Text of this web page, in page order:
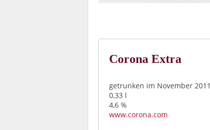
Corona Extra
getrunken im November 2011
0,33 l
4,6 %
www.corona.com